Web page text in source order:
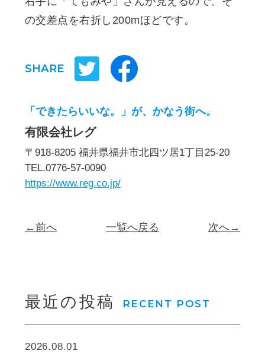
の交差点を右折し200mほどです。
SHARE
「できたらいいな。」が、かなう街へ。
有限会社レグ
〒918-8205 福井県福井市北四ツ居1丁目25-20
TEL.0776-57-0090
https://www.reg.co.jp/
←前へ 一覧へ戻る 次へ→
最近の投稿 RECENT POST
2026.08.01